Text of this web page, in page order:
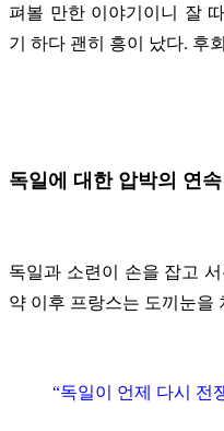
펴볼 만한 이야기이니 잘
기 하다 괜히 흥이 났다. 후
독일에 대한 압박의 연속
독일과 소련이 손을 잡고
약 이후 프랑스는 도끼눈을
“독일이 언제 다시 전